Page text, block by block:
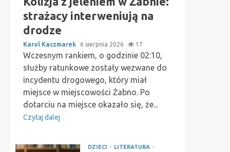
strażacy interweniują na
drodze
Karol Kaczmarek 6 sierpnia 2026 17
Wczesnym rankiem, o godzinie 02:10,
służby ratunkowe zostały wezwane do
incydentu drogowego, który miał
miejsce w miejscowości Żabno. Po
dotarciu na miejsce okazało się, że...
Czytaj dalej
DZIECI
LITERATURA